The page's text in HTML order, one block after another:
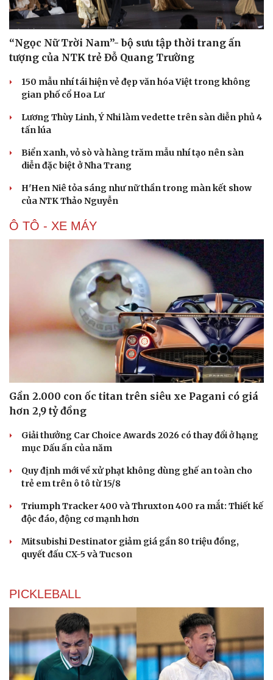
Tư vấn
Săn Tour
Đọc truyện đêm khuya
Cửa sổ tình yêu
Kể chuyện cho bé
Hạt giống tâm hồn
“Ngọc Nữ Trời Nam”- bộ sưu tập thời trang ấn
tượng của NTK trẻ Đỗ Quang Trường
150 mẫu nhí tái hiện vẻ đẹp văn hóa Việt trong không
gian phố cổ Hoa Lư
Lương Thùy Linh, Ý Nhi làm vedette trên sàn diễn phủ 4
tấn lúa
Biển xanh, vỏ sò và hàng trăm mẫu nhí tạo nên sàn
diễn đặc biệt ở Nha Trang
H'Hen Niê tỏa sáng như nữ thần trong màn kết show
của NTK Thảo Nguyễn
Ô TÔ - XE MÁY
Gần 2.000 con ốc titan trên siêu xe Pagani có giá
hơn 2,9 tỷ đồng
Giải thưởng Car Choice Awards 2026 có thay đổi ở hạng
mục Dấu ấn của năm
Quy định mới về xử phạt không dùng ghế an toàn cho
trẻ em trên ô tô từ 15/8
Triumph Tracker 400 và Thruxton 400 ra mắt: Thiết kế
độc đáo, động cơ mạnh hơn
Mitsubishi Destinator giảm giá gần 80 triệu đồng,
quyết đấu CX-5 và Tucson
PICKLEBALL